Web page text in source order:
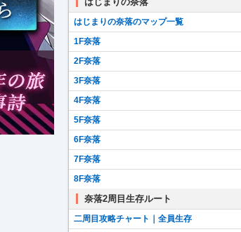
はじまりの奈落のマップ一覧
1F奈落
2F奈落
3F奈落
4F奈落
5F奈落
6F奈落
7F奈落
8F奈落
奈落2周目生存ルート
二周目攻略チャート｜全員生存